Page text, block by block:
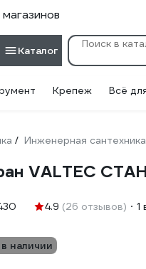
Каталог
Крепеж Всё
/ Инженерная сантехника
VALTEC
4.9 (26 отзывов) 1
наличии